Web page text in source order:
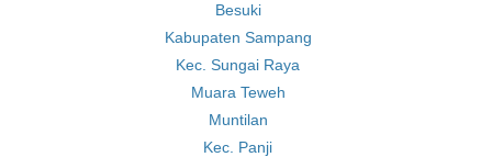
Besuki
Kabupaten Sampang
Kec. Sungai Raya
Muara Teweh
Muntilan
Kec. Panji